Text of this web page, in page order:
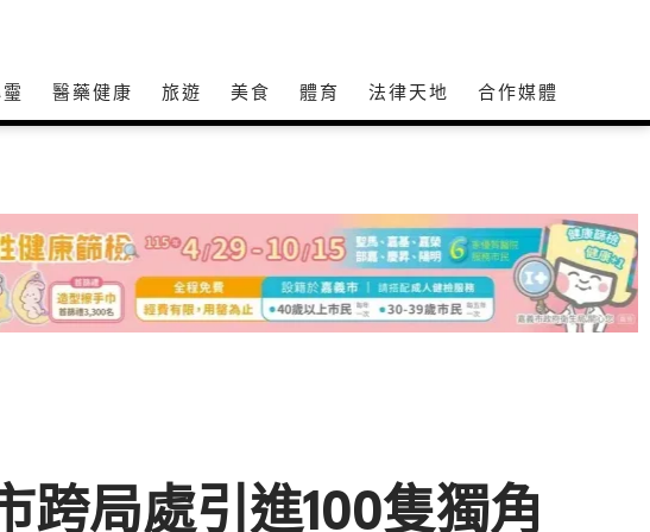
醫藥健康 旅遊 美食 體育 法律天地 合作媒體
局處引進100隻獨角